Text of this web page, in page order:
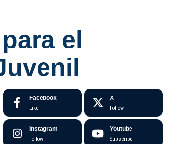
el
Facebook
Like
X
Follow
Instagram
Follow
Youtube
Subscribe